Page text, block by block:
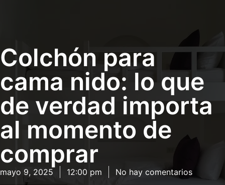
Colchón para
cama nido: lo que
de verdad importa
al momento de
comprar
mayo 9, 2025 12:00 pm No hay comentarios